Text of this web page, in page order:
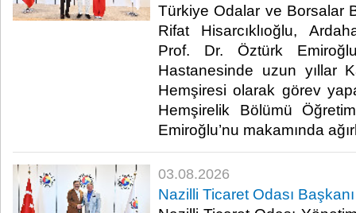
Türkiye Odalar ve Borsalar
Rifat Hisarcıklıoğlu,
Prof. Dr. Öztürk
Hastanesinde uzun yıllar
Hemşiresi olarak görev
Hemşirelik Bölümü
Emiroğlu’nu makamında
03.08.2026
Nazilli Ticaret Odası